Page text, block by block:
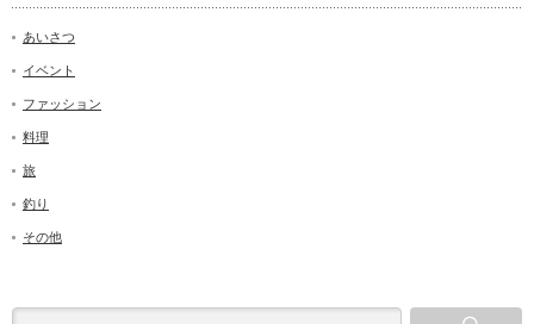
あいさつ
イベント
ファッション
料理
旅
釣り
その他